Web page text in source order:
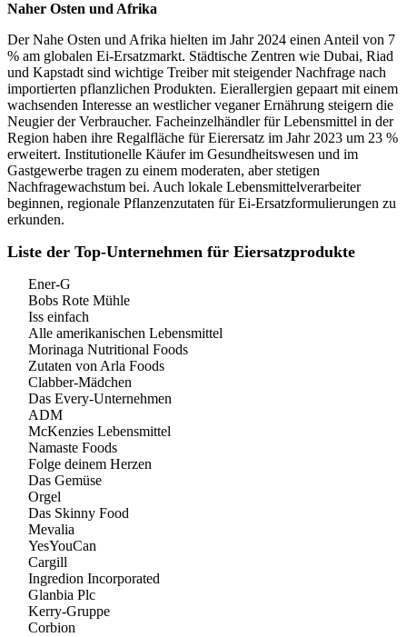
Naher Osten und Afrika
Der Nahe Osten und Afrika hielten im Jahr 2024 einen Anteil von 7
% am globalen Ei-Ersatzmarkt. Städtische Zentren wie Dubai, Riad
und Kapstadt sind wichtige Treiber mit steigender Nachfrage nach
importierten pflanzlichen Produkten. Eierallergien gepaart mit einem
wachsenden Interesse an westlicher veganer Ernährung steigern die
Neugier der Verbraucher. Facheinzelhändler für Lebensmittel in der
Region haben ihre Regalfläche für Eierersatz im Jahr 2023 um 23 %
erweitert. Institutionelle Käufer im Gesundheitswesen und im
Gastgewerbe tragen zu einem moderaten, aber stetigen
Nachfragewachstum bei. Auch lokale Lebensmittelverarbeiter
beginnen, regionale Pflanzenzutaten für Ei-Ersatzformulierungen zu
erkunden.
Liste der Top-Unternehmen für Eiersatzprodukte
Ener-G
Bobs Rote Mühle
Iss einfach
Alle amerikanischen Lebensmittel
Morinaga Nutritional Foods
Zutaten von Arla Foods
Clabber-Mädchen
Das Every-Unternehmen
ADM
McKenzies Lebensmittel
Namaste Foods
Folge deinem Herzen
Das Gemüse
Orgel
Das Skinny Food
Mevalia
YesYouCan
Cargill
Ingredion Incorporated
Glanbia Plc
Kerry-Gruppe
Corbion